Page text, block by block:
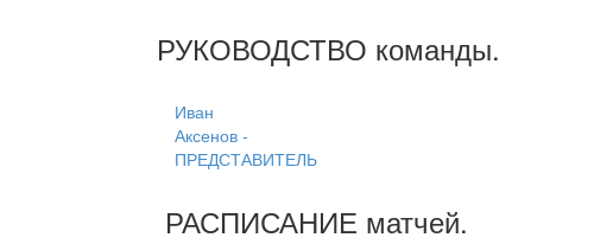
РУКОВОДСТВО команды.
Иван
Аксенов -
ПРЕДСТАВИТЕЛЬ
РАСПИСАНИЕ матчей.